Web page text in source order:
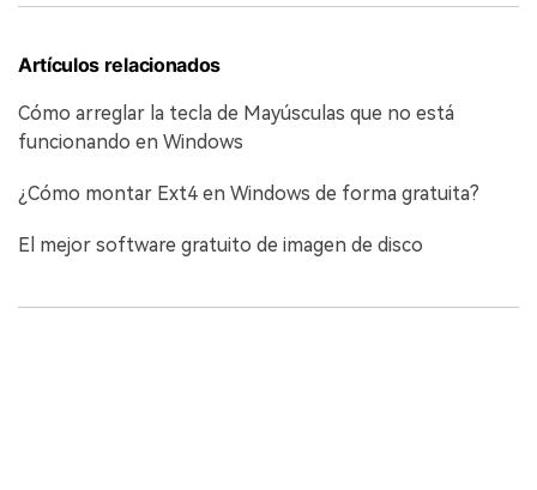
Artículos relacionados
Cómo arreglar la tecla de Mayúsculas que no está
funcionando en Windows
¿Cómo montar Ext4 en Windows de forma gratuita?
El mejor software gratuito de imagen de disco